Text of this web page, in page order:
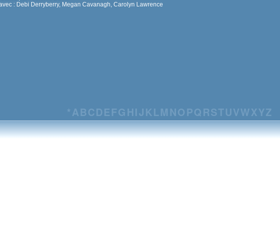
: Debi Derryberry, Megan Cavanagh, Carolyn Lawrence
*ABCDEFG HIJ KLM NO PQRSTUVWXYZ